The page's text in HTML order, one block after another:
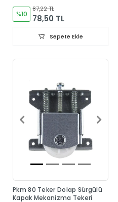
%10
87,22 TL
78,50 TL
Sepete Ekle
Pkm 80 Teker Dolap Sürgülü
Kapak Mekanizma Tekeri